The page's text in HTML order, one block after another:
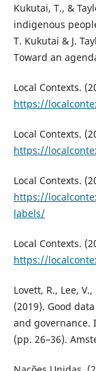
Kukutai, T., &
indigenous
T. Kukutai & J.
Toward an
Local Contexts.
https://
Local Contexts.
https://
Local Contexts.
https://
labels/
Local Contexts.
https://
Lovett, R., Lee,
(2019). Good
and governance.
(pp. 26–36).